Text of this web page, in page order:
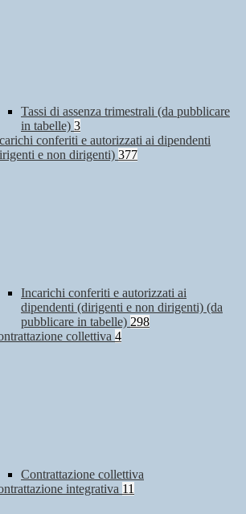
Tassi di assenza trimestrali (da pubblicare
in tabelle) 3
conferiti e autorizzati ai dipendenti
e non dirigenti) 377
Incarichi conferiti e autorizzati ai
dipendenti (dirigenti e non dirigenti) (da
pubblicare in tabelle) 298
collettiva 4
Contrattazione collettiva
integrativa 11